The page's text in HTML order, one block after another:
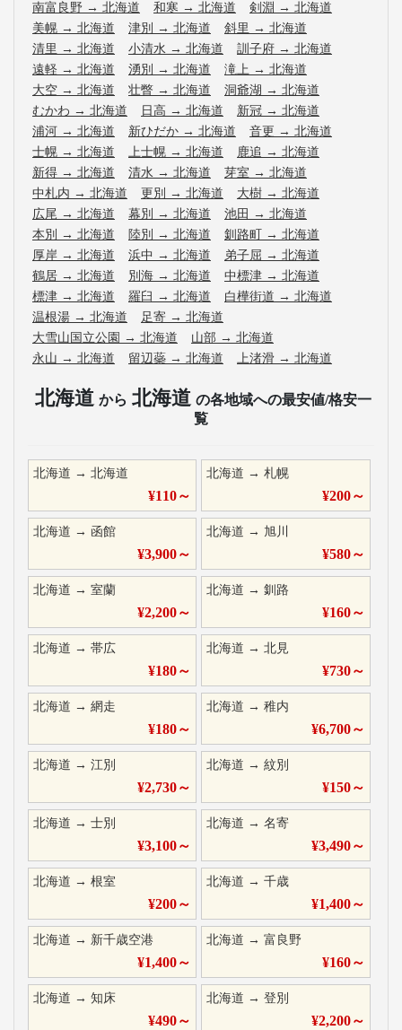
南富良野 → 北海道 和寒 → 北海道 剣淵 → 北海道
美幌 → 北海道 津別 → 北海道 斜里 → 北海道
清里 → 北海道 小清水 → 北海道 訓子府 → 北海道
遠軽 → 北海道 湧別 → 北海道 滝上 → 北海道
大空 → 北海道 壮瞥 → 北海道 洞爺湖 → 北海道
むかわ → 北海道 日高 → 北海道 新冠 → 北海道
浦河 → 北海道 新ひだか → 北海道 音更 → 北海道
士幌 → 北海道 上士幌 → 北海道 鹿追 → 北海道
新得 → 北海道 清水 → 北海道 芽室 → 北海道
中札内 → 北海道 更別 → 北海道 大樹 → 北海道
広尾 → 北海道 幕別 → 北海道 池田 → 北海道
本別 → 北海道 陸別 → 北海道 釧路町 → 北海道
厚岸 → 北海道 浜中 → 北海道 弟子屈 → 北海道
鶴居 → 北海道 別海 → 北海道 中標津 → 北海道
標津 → 北海道 羅臼 → 北海道 白樺街道 → 北海道
温根湯 → 北海道 足寄 → 北海道
大雪山国立公園 → 北海道 山部 → 北海道
永山 → 北海道 留辺蘂 → 北海道 上渚滑 → 北海道
北海道 から 北海道 の各地域への最安値/格安一
覧
北海道 → 北海道
¥110～
北海道 →札幌
¥200～
北海道 → 函館
¥3,900～
北海道 →旭川
¥580～
北海道 → 室蘭
¥2,200～
北海道 →釧路
¥160～
北海道 → 帯広
¥180～
北海道 →北見
¥730～
北海道 → 網走
¥180～
北海道 →稚内
¥6,700～
北海道 → 江別
¥2,730～
北海道 →紋別
¥150～
北海道 → 士別
¥3,100～
北海道 →名寄
¥3,490～
北海道 → 根室
¥200～
北海道 →千歳
¥1,400～
北海道 → 新千歳空港
¥1,400～
北海道 →富良野
¥160～
北海道 → 知床
¥490～
北海道 →登別
¥2,200～